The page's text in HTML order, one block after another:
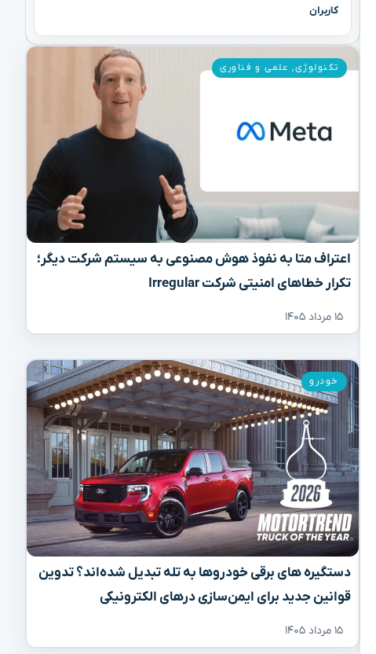
کاربران
اعتراف متا به نفوذ هوش مصنوعی به سیستم شرکت دیگر؛
تکرار خطاهای امنیتی شرکت Irregular
۱۵ مرداد ۱۴۰۵
تکنولوژی, علمی و فناوری
دستگیره‌ های برقی خودروها به تله تبدیل شده‌اند؟ تدوین
قوانین جدید برای ایمن‌سازی درهای الکترونیکی
۱۵ مرداد ۱۴۰۵
خودرو